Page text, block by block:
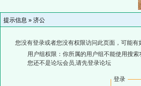
提示信息 » 济公
您没有登录或者您没有权限访问此页面，可能有
用户组权限：你所属的用户组不能使用搜索
您还不是论坛会员,请先登录论坛
登录